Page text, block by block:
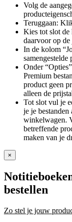
Volg de
Teruggaan:
Kies tot slot
daarvoor op
In de kolom
samengestelde
Onder
Premium
product geen
alleen de
Tot slot vul je
je je
winkelwagen.
betreffende
maken van je
×
bestellen
Zo stel je jouw